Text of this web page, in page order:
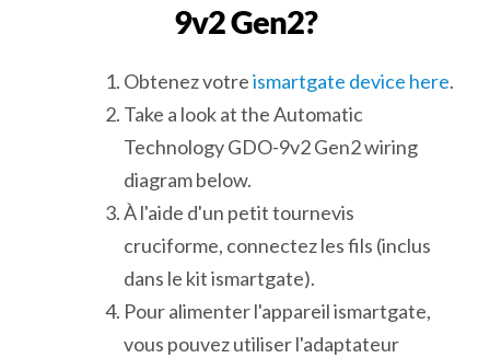
9v2 Gen2?
Obtenez votreismartgate device here.
Take a look at the Automatic
Technology GDO-9v2 Gen2 wiring
diagram below.
À l'aide d'un petit tournevis
cruciforme, connectez les fils (inclus
dans le kit ismartgate).
Pour alimenter l'appareil ismartgate,
vous pouvez utiliser l'adaptateur